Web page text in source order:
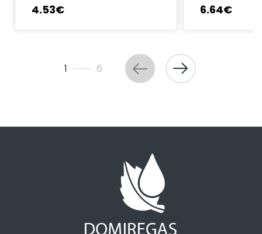
4.53€ 6.64€
1 6